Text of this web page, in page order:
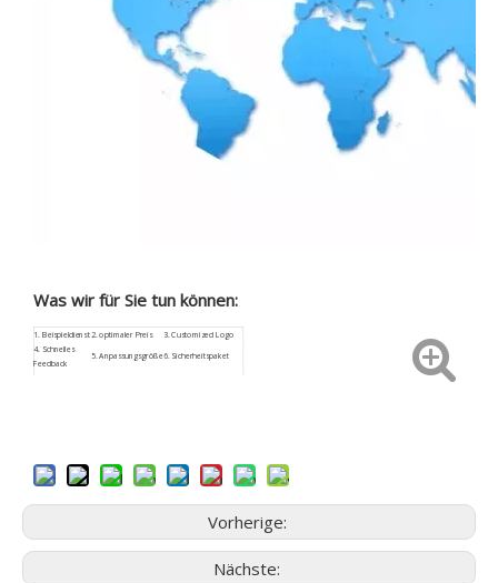
Was wir für Sie tun können:
1. Beispieldienst 2. optimaler Preis 3.Customized Logo
4. Schnelles
Feedback
5. Anpassungsgröße6. Sicherheitspaket
Vorherige:
Nächste: